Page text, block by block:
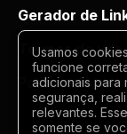
Gerador de
Termos de uso
Politica de
Usamos
funcione
adicionais para
segurança,
relevantes.
somente se